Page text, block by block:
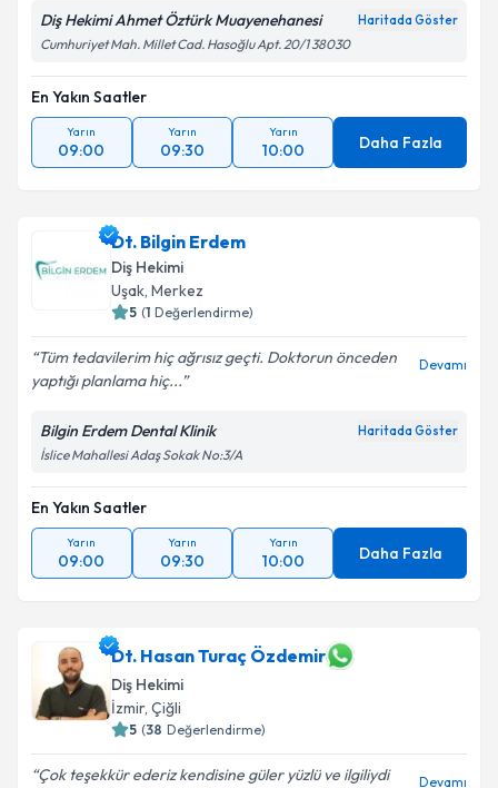
Diş Hekimi Ahmet Öztürk Muayenehanesi Haritada Göster
Cumhuriyet Mah. Millet Cad. Hasoğlu Apt. 20/1 38030
En Yakın Saatler
Yarın
09:00
Yarın
09:30
Yarın
10:00 Daha Fazla
Dt. Bilgin Erdem
Diş Hekimi
Uşak, Merkez
5 (1 Değerlendirme)
Tüm tedavilerim hiç ağrısız geçti. Doktorun önceden
yaptığı planlama hiç...
Devamı
Bilgin Erdem Dental Klinik Haritada Göster
İslice Mahallesi Adaş Sokak No:3/A
En Yakın Saatler
Yarın
09:00
Yarın
09:30
Yarın
10:00 Daha Fazla
Dt. Hasan Turaç Özdemir
Diş Hekimi
İzmir, Çiğli
5 (38 Değerlendirme)
Çok teşekkür ederiz kendisine güler yüzlü ve ilgiliydi Devamı